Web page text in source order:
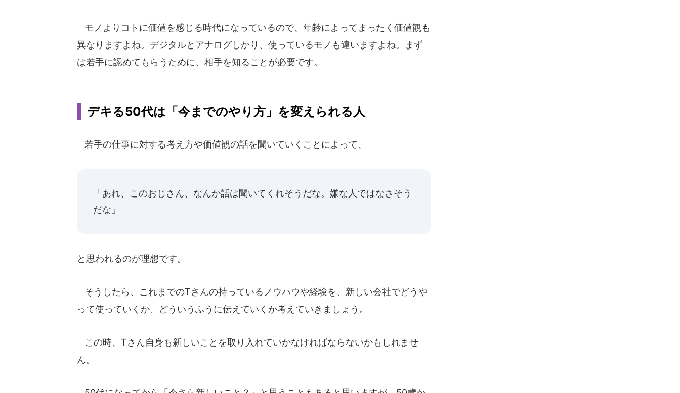
モノよりコトに価値を感じる時代になっているので、年齢によってまったく価値観も
異なりますよね。デジタルとアナログしかり、使っているモノも違いますよね。まず
は若手に認めてもらうために、相手を知ることが必要です。
デキる50代は「今までのやり方」を変えられる人
若手の仕事に対する考え方や価値観の話を聞いていくことによって、
「あれ、このおじさん、なんか話は聞いてくれそうだな。嫌な人ではなさそう
だな」
と思われるのが理想です。
そうしたら、これまでのTさんの持っているノウハウや経験を、新しい会社でどうや
って使っていくか、どういうふうに伝えていくか考えていきましょう。
この時、Tさん自身も新しいことを取り入れていかなければならないかもしれませ
ん。